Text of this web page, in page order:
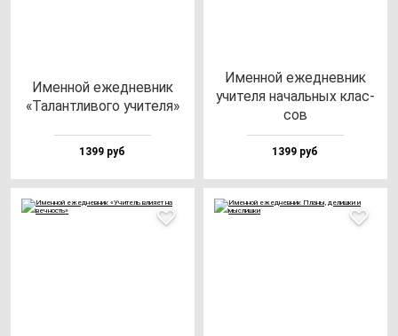
Имен­ной ежед­нев­ник
«Талан­тли­во­го учи­те­ля»
1399 руб
Имен­ной ежед­нев­ник
учи­те­ля на­чаль­ных клас­
сов
1399 руб